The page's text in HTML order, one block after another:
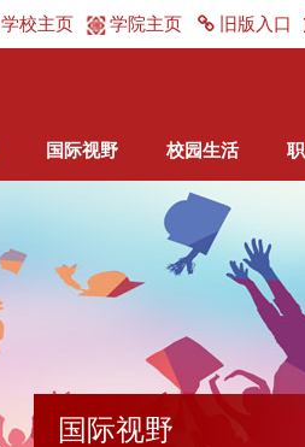
学校主页 学院主页 旧版入口
国际视野 校园生活
国际视野